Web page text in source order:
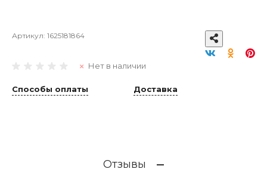
Артикул: 1625181864
Нет в наличии
Способы оплаты Доставка
Отзывы